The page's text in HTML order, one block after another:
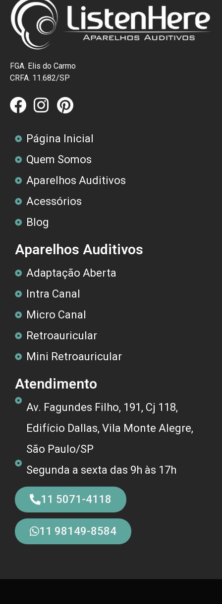
FGA. Elis do Carmo
CRFA. 11.682/SP
Página Inicial
Quem Somos
Aparelhos Auditivos
Acessórios
Blog
Aparelhos Auditivos
Adaptação Aberta
Intra Canal
Micro Canal
Retroauricular
Mini Retroauricular
Atendimento
Av. Fagundes Filho, 191, Cj 118,
Edifício Dallas, Vila Monte Alegre,
São Paulo/SP
Segunda a sexta das 9h às 17h
11 5071-4118
11 98149-8584